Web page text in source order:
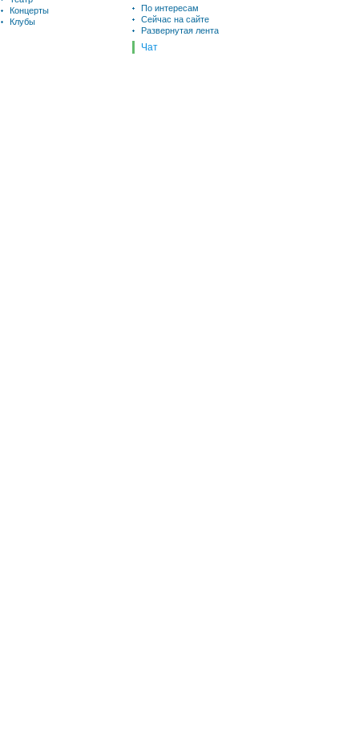
Концерты
Клубы
По интересам
Сейчас на сайте
Развернутая лента
Чат